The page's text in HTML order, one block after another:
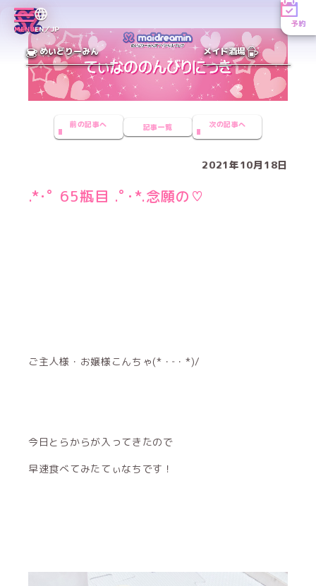
MENUEN／JP
予約
めいどりーみん メイド酒場
前の記事へ 記事一覧 次の記事へ
2021年10月18日
.*･ﾟ 65瓶目 .ﾟ･*.念願の♡
ご主人様・お嬢様こんちゃ(*・‐・*)/
今日とらからが入ってきたので
早速食べてみたてぃなちです！